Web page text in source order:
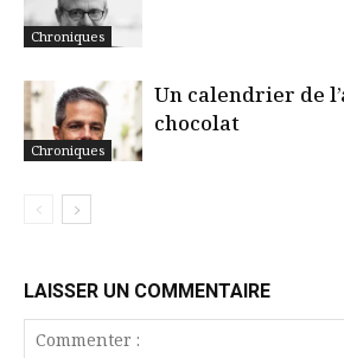
Chroniques
Chroniques
Un calendrier de
chocolat
LAISSER UN COMMENTAIRE